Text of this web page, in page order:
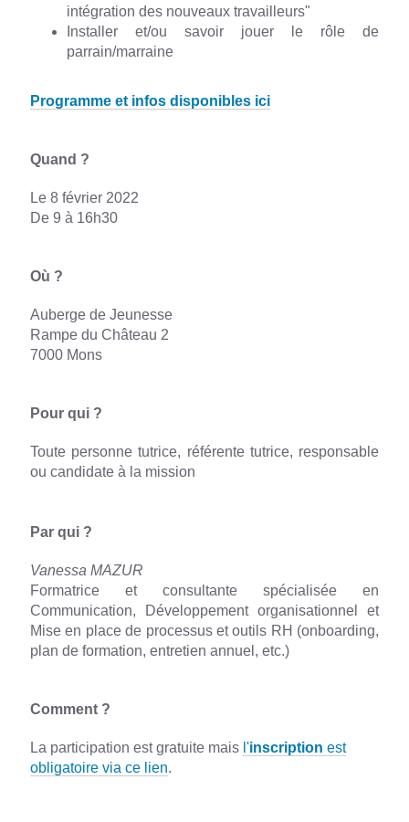
intégration des nouveaux travailleurs"
Installer et/ou savoir jouer le rôle de
parrain/marraine
Programme et infos disponibles ici
Quand ?
Le 8 février 2022
De 9 à 16h30
Où ?
Auberge de Jeunesse
Rampe du Château 2
7000 Mons
Pour qui ?
Toute personne tutrice, référente tutrice, responsable
ou candidate à la mission
Par qui ?
Vanessa MAZUR
Formatrice et consultante spécialisée en
Communication, Développement organisationnel et
Mise en place de processus et outils RH (onboarding,
plan de formation, entretien annuel, etc.)
Comment ?
La participation est gratuite mais l'inscription est
obligatoire via ce lien.